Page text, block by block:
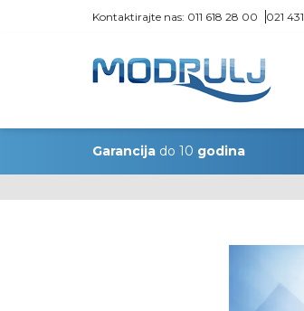
Kontaktirajte nas: 011 618 28 00 021
Garancija do 10 godina